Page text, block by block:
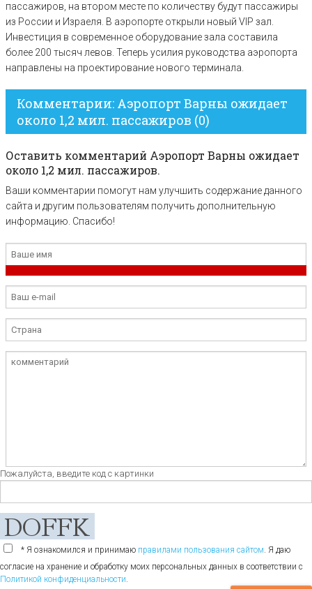
пассажиров, на втором месте по количеству будут пассажиры
из России и Израеля. В аэропорте открыли новый VIP зал.
Инвестиция в современное оборудование зала составила
более 200 тысяч левов. Теперь усилия руководства аэропорта
направлены на проектирование нового терминала.
Комментарии: Аэропорт Варны ожидает
около 1,2 мил. пассажиров (0)
Оставить комментарий Аэропорт Варны ожидает
около 1,2 мил. пассажиров.
Ваши комментарии помогут нам улучшить содержание данного
сайта и другим пользователям получить дополнительную
информацию. Спасибо!
Пожалуйста, введите код с картинки
* Я ознакомился и принимаю правилами пользования сайтом. Я даю
согласие на хранение и обработку моих персональных данных в соответствии с
Политикой конфиденциальности.